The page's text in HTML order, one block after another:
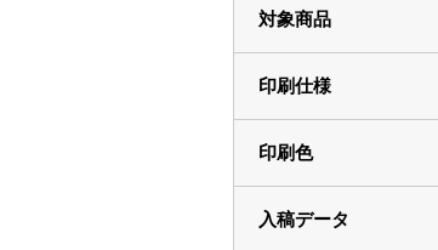
対象商品
印刷仕様
印刷色
入稿データ